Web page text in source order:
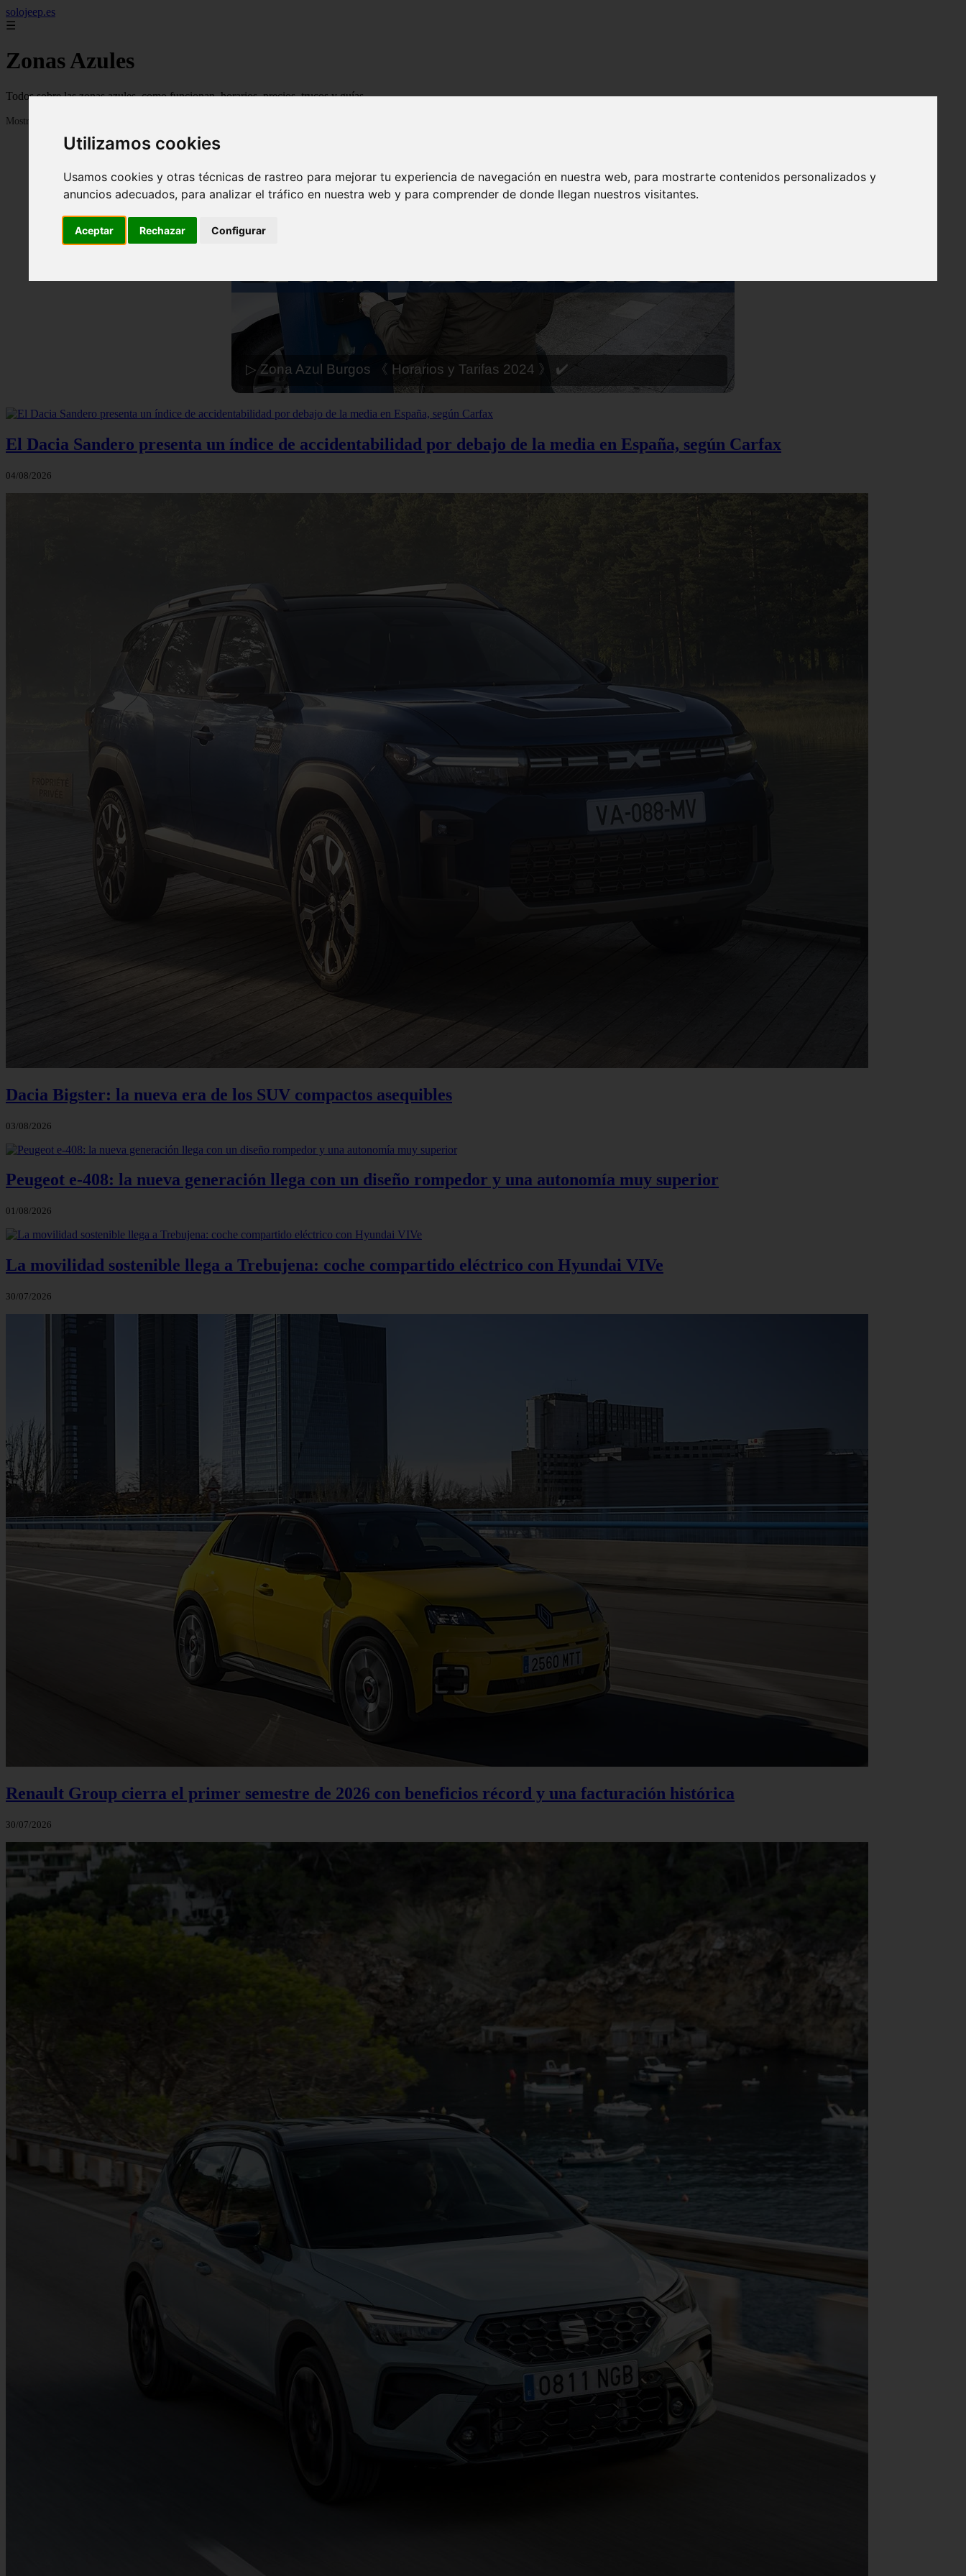
Utilizamos cookies
Usamos cookies y otras técnicas de rastreo para mejorar tu experiencia de navegación en nuestra web, para mostrarte contenidos personalizados y
anuncios adecuados, para analizar el tráfico en nuestra web y para comprender de donde llegan nuestros visitantes.
Aceptar Rechazar Configurar
solojeep.es
☰
Zonas Azules
Todos sobre las zonas azules, como funcionan, horarios, precios, trucos y guías
Mostrando 1 - 24 de 3332 artículos
▷ Zona Azul Córdoba 《 Horarios y Tarifas 2024 》 ✔️
El Dacia Sandero presenta un índice de accidentabilidad por debajo de la media en España, según Carfax
04/08/2026
Dacia Bigster: la nueva era de los SUV compactos asequibles
03/08/2026
Peugeot e-408: la nueva generación llega con un diseño rompedor y una autonomía muy superior
01/08/2026
La movilidad sostenible llega a Trebujena: coche compartido eléctrico con Hyundai VIVe
30/07/2026
Renault Group cierra el primer semestre de 2026 con beneficios récord y una facturación histórica
30/07/2026